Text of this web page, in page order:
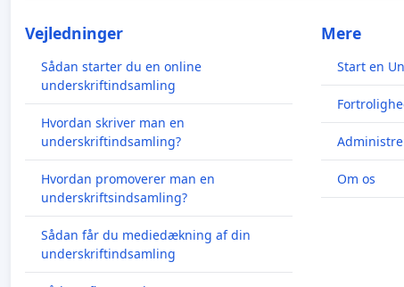
Vejledninger
Sådan starter du en online
underskriftindsamling
Hvordan skriver man en
underskriftindsamling?
Hvordan promoverer man en
underskriftsindsamling?
Sådan får du mediedækning af din
underskriftindsamling
Mere
Start en
Om os